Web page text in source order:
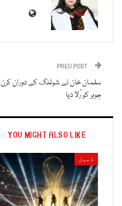
سلمان خان نے شوٹنگ کے دوران کرن
جوہر کو رُلا دیا
YOU MIGHT ALSO LIKE
کھیل